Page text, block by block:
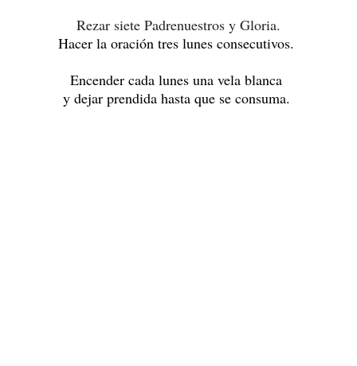
Rezar siete Padrenuestros y Gloria.
Hacer la oración tres lunes consecutivos.
Encender cada lunes una vela blanca
y dejar prendida hasta que se consuma.